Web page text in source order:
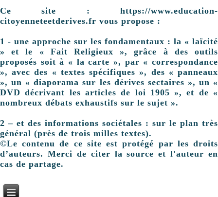
Ce site : https://www.education-
citoyenneteetderives.fr vous propose :
1 - une approche sur les fondamentaux : la « laïcité
» et le « Fait Religieux », grâce à des outils
proposés soit à « la carte », par « correspondance
», avec des « textes spécifiques », des « panneaux
», un « diaporama sur les dérives sectaires », un «
DVD décrivant les articles de loi 1905 », et de «
nombreux débats exhaustifs sur le sujet ».
2 – et des informations sociétales : sur le plan très
général (près de trois milles textes).
©Le contenu de ce site est protégé par les droits
d’auteurs. Merci de citer la source et l'auteur en
cas de partage.